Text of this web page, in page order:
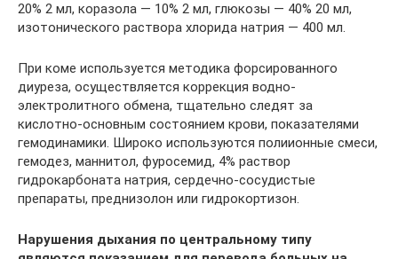
20% 2 мл, коразола — 10% 2 мл, глюкозы — 40% 20 мл,
изотонического раствора хлорида натрия — 400 мл.
При коме используется методика форсированного
диуреза, осуществляется коррекция водно-
электролитного обмена, тщательно следят за
кислотно-основным состоянием крови, показателями
гемодинамики. Широко используются полиионные смеси,
гемодез, маннитол, фуросемид, 4% раствор
гидрокарбоната натрия, сердечно-сосудистые
препараты, преднизолон или гидрокортизон.
Нарушения дыхания по центральному типу